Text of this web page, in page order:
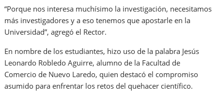
“Porque nos interesa muchísimo la investigación, necesitamos
más investigadores y a eso tenemos que apostarle en la
Universidad”, agregó el Rector.
En nombre de los estudiantes, hizo uso de la palabra Jesús
Leonardo Robledo Aguirre, alumno de la Facultad de
Comercio de Nuevo Laredo, quien destacó el compromiso
asumido para enfrentar los retos del quehacer científico.